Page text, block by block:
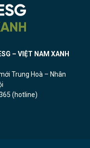
– VIỆT NAM XANH